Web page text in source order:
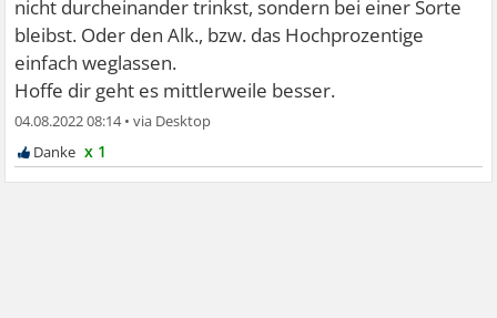
nicht durcheinander trinkst, sondern bei einer Sorte
bleibst. Oder den Alk., bzw. das Hochprozentige
einfach weglassen.
Hoffe dir geht es mittlerweile besser.
04.08.2022 08:14•
x 1